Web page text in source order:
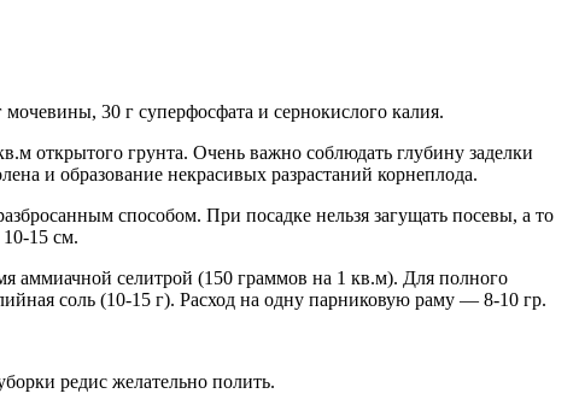
30 г суперфосфата и сернокислого калия.
открытого грунта. Очень важно соблюдать глубину заделки
и образование некрасивых разрастаний корнеплода.
способом. При посадке нельзя загущать посевы, а то
15 см.
аммиачной селитрой (150 граммов на 1 кв.м). Для полного
соль (10-15 г). Расход на одну парниковую раму — 8-10 гр.
редис желательно полить.